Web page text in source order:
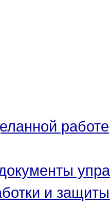
работе
и